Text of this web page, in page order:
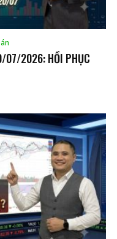
07/2026: HỒI PHỤC